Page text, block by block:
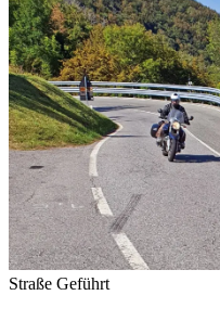
Straße Geführt